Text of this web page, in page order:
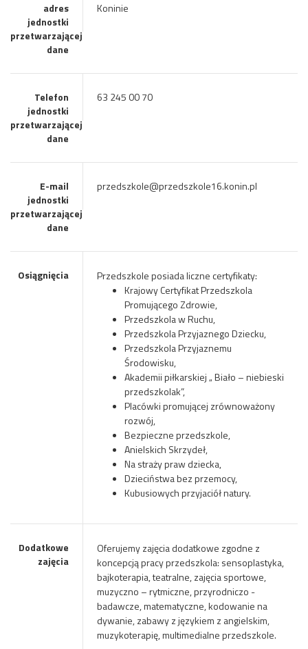
adres
jednostki
przetwarzającej
dane
Koninie
Telefon
jednostki
przetwarzającej
dane
63 245 00 70
E-mail
jednostki
przetwarzającej
dane
przedszkole@przedszkole16.konin.pl
Osiągnięcia
Przedszkole posiada liczne certyfikaty:
Krajowy Certyfikat Przedszkola
Promującego Zdrowie,
Przedszkola w Ruchu,
Przedszkola Przyjaznego Dziecku,
Przedszkola Przyjaznemu
Środowisku,
Akademii piłkarskiej „ Biało – niebieski
przedszkolak”,
Placówki promującej zrównoważony
rozwój,
Bezpieczne przedszkole,
Anielskich Skrzydeł,
Na straży praw dziecka,
Dzieciństwa bez przemocy,
Kubusiowych przyjaciół natury.
Dodatkowe
zajęcia
Oferujemy zajęcia dodatkowe zgodne z
koncepcją pracy przedszkola: sensoplastyka,
bajkoterapia, teatralne, zajęcia sportowe,
muzyczno – rytmiczne, przyrodniczo -
badawcze, matematyczne, kodowanie na
dywanie, zabawy z językiem z angielskim,
muzykoterapię, multimedialne przedszkole.